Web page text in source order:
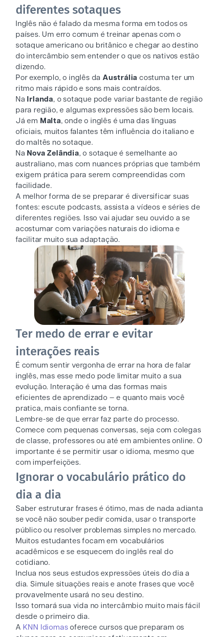
diferentes sotaques
Inglês não é falado da mesma forma em todos os
países. Um erro comum é treinar apenas com o
sotaque americano ou britânico e chegar ao destino
do intercâmbio sem entender o que os nativos estão
dizendo.
Por exemplo, o inglês da Austrália costuma ter um
ritmo mais rápido e sons mais contraídos.
Na Irlanda, o sotaque pode variar bastante de região
para região, e algumas expressões são bem locais.
Já em Malta, onde o inglês é uma das línguas
oficiais, muitos falantes têm influência do italiano e
do maltês no sotaque.
Na Nova Zelândia, o sotaque é semelhante ao
australiano, mas com nuances próprias que também
exigem prática para serem compreendidas com
facilidade.
A melhor forma de se preparar é diversificar suas
fontes: escute podcasts, assista a vídeos e séries de
diferentes regiões. Isso vai ajudar seu ouvido a se
acostumar com variações naturais do idioma e
facilitar muito sua adaptação.
Ter medo de errar e evitar
interações reais
É comum sentir vergonha de errar na hora de falar
inglês, mas esse medo pode limitar muito a sua
evolução. Interação é uma das formas mais
eficientes de aprendizado — e quanto mais você
pratica, mais confiante se torna.
Lembre-se de que errar faz parte do processo.
Comece com pequenas conversas, seja com colegas
de classe, professores ou até em ambientes online. O
importante é se permitir usar o idioma, mesmo que
com imperfeições.
Ignorar o vocabulário prático do
dia a dia
Saber estruturar frases é ótimo, mas de nada adianta
se você não souber pedir comida, usar o transporte
público ou resolver problemas simples no mercado.
Muitos estudantes focam em vocabulários
acadêmicos e se esquecem do inglês real do
cotidiano.
Inclua nos seus estudos expressões úteis do dia a
dia. Simule situações reais e anote frases que você
provavelmente usará no seu destino.
Isso tornará sua vida no intercâmbio muito mais fácil
desde o primeiro dia.
A KNN Idiomas oferece cursos que preparam os